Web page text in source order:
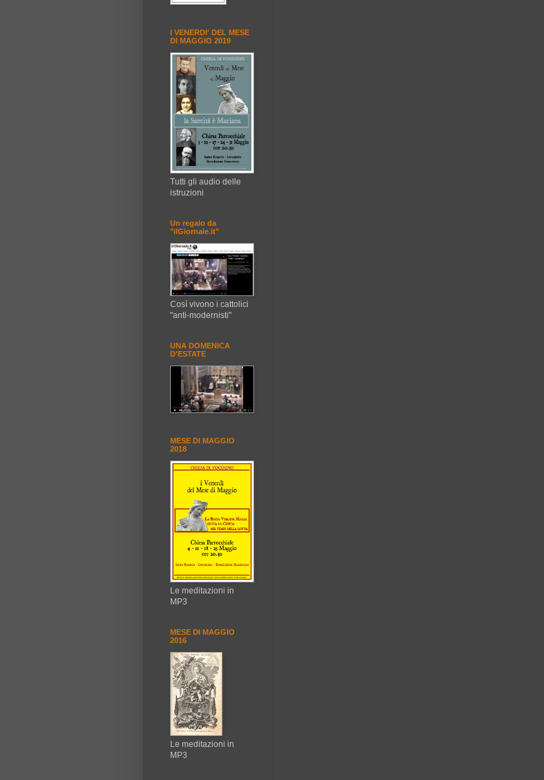
I VENERDI' DEL MESE
DI MAGGIO 2019
Tutti gli audio delle
istruzioni
Un regalo da
"ilGiornale.it"
Così vivono i cattolici
"anti-modernisti"
UNA DOMENICA
D'ESTATE
MESE DI MAGGIO
2018
Le meditazioni in
MP3
MESE DI MAGGIO
2016
Le meditazioni in
MP3